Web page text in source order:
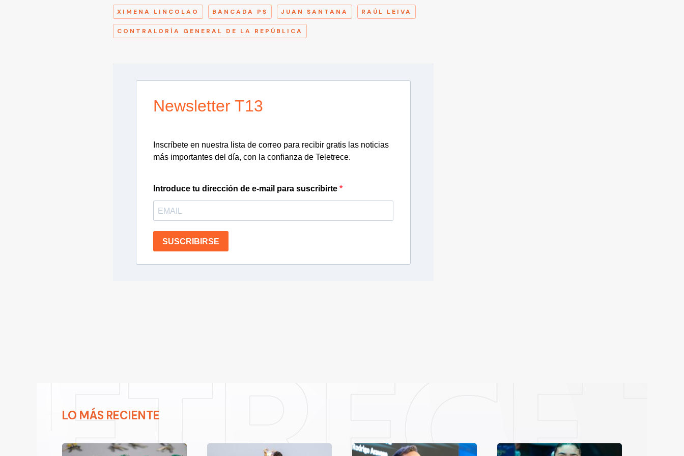
XIMENA LINCOLAO BANCADA PS JUAN SANTANA RAÚL LEIVA
CONTRALORÍA GENERAL DE LA REPÚBLICA
Newsletter T13
Inscríbete en nuestra lista de correo para recibir gratis las noticias
más importantes del día, con la confianza de Teletrece.
Introduce tu dirección de e-mail para suscribirte
SUSCRIBIRSE
LO MÁS RECIENTE